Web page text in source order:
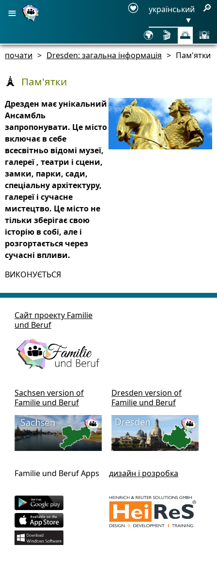
≡
український
▼
🔎
🌍 🎬 🌅 🌇
почати > Dresden: загальна інформація > Пам'ятки
🗼 Пам'ятки
Дрезден має унікальний
Ансамбль
запропонувати. Це місто
включає в себе
всесвітньо відомі музеї,
галереї , театри і сцени,
замки, парки, сади,
спеціальну архітектуру,
галереї і сучасне
мистецтво. Це місто не
тільки зберігає свою
історію в собі, але і
розгортається через
сучасні впливи.
ВИКОНУЄТЬСЯ
Сайт проекту Familie
und Beruf
Sachsen version of
Familie und Beruf
Dresden version of
Familie und Beruf
Familie und Beruf Apps дизайн і розробка